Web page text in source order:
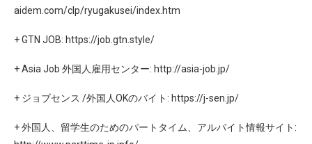
aidem.com/clp/ryugakusei/index.htm
+ GTN JOB: https://job.gtn.style/
+ Asia Job 外国人雇用センター: http://asia-job.jp/
+ ジョブセンス /外国人OKのバイト: https://j-sen.jp/
+ 外国人、留学生のためのパートタイム、アルバイト情報サイト: